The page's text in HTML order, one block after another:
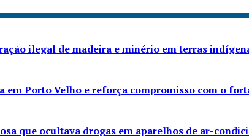
ilegal de madeira e minério em terras
em Porto Velho e reforça compromisso com o
que ocultava drogas em aparelhos de ar-